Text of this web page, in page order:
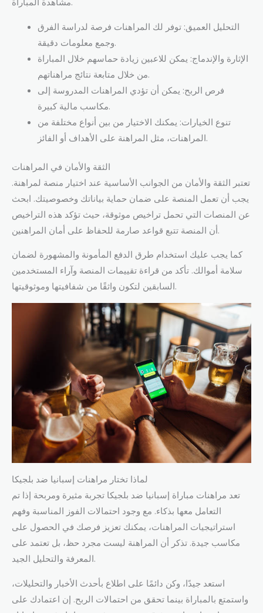
التحليل العميق: توفر لك المراهنات فرصة لدراسة الفرق
وجمع معلومات دقيقة.
الإثارة والإندماج: يمكن للاعبين زيادة حماسهم خلال المباراة
من خلال متابعة نتائج مراهناتهم.
فرص الربح: يمكن أن تؤدي المراهنات المدروسة إلى
مكاسب مالية كبيرة.
تنوع الخيارات: يمكنك الاختيار من بين أنواع مختلفة من
المراهنات، مثل المراهنة على الأهداف أو الفائز.
الثقة والأمان في المراهنات
تعتبر الثقة والأمان من الجوانب الأساسية عند اختيار منصة لمراهنة.
يجب أن تعمل المنصة على ضمان حماية بياناتك وخصوصيتك. ابحث
عن المنصات التي تحمل تراخيص موثوقة، حيث تؤكد هذه التراخيص
أن المنصة تتبع قواعد صارمة للحفاظ على أمان المراهنين.
كما يجب عليك استخدام طرق الدفع المأمونة والمشهورة لضمان
سلامة أموالك. تأكد من قراءة تقييمات المنصة وآراء المستخدمين
السابقين لتكون واثقًا من شفافيتها وموثوقيتها.
لماذا تختار مراهنات إسبانيا ضد بلجيكا
تعد مراهنات مباراة إسبانيا ضد بلجيكا تجربة مثيرة ومربحة إذا تم
التعامل معها بذكاء. مع وجود احتمالات الفوز المناسبة وفهم
استراتيجيات المراهنات، يمكنك تعزيز فرصك في الحصول على
مكاسب جيدة. تذكر أن المراهنة ليست مجرد حظ، بل تعتمد على
المعرفة والتحليل الجيد.
استعد جيدًا، وكن دائمًا على اطلاع بأحدث الأخبار والتحليلات،
واستمتع بالمباراة بينما تحقق من احتمالات الربح. إن اعتمادك على